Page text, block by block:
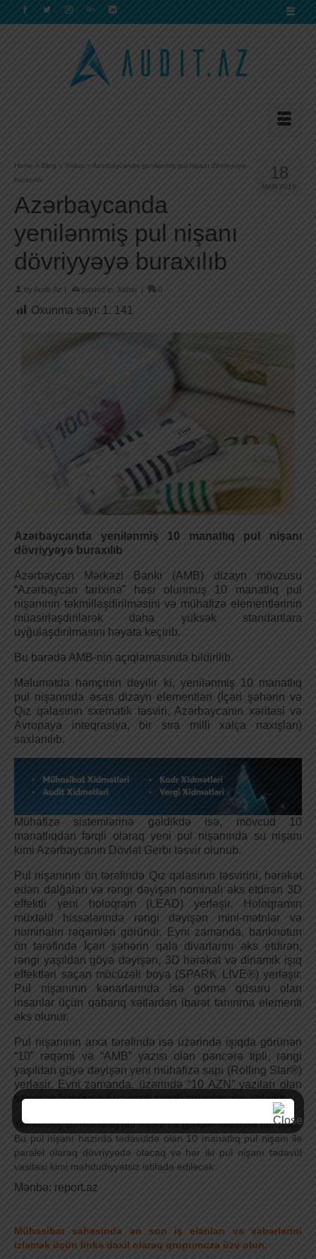
18
MAR 2019
Home » Blog » Xəbər » Azərbaycanda yenilənmiş pul nişanı dövriyyəyə
buraxılıb
Azərbaycanda
yenilənmiş pul nişanı
dövriyyəyə buraxılıb
by Audit.Az | posted in: Xəbər | 0
Oxunma sayı: 1. 141
Azərbaycanda yenilənmiş 10 manatlıq pul nişanı
dövriyyəyə buraxılıb
Azərbaycan Mərkəzi Bankı (AMB) dizayn mövzusu
“Azərbaycan tarixinə” həsr olunmuş 10 manatlıq pul
nişanının təkmilləşdirilməsini və mühafizə elementlərinin
müasirləşdirilərək daha yüksək standartlara
uyğulaşdırılmasını həyata keçirib.
Bu barədə AMB-nin açıqlamasında bildirilib.
Məlumatda həmçinin deyilir ki, yenilənmiş 10 manatlıq
pul nişanında əsas dizayn elementləri (İçəri şəhərin və
Qız qalasının sxematik təsviri, Azərbaycanın xəritəsi və
Avropaya inteqrasiya, bir sıra milli xalça naxışları)
saxlanılıb.
Mühafizə sistemlərinə gəldikdə isə, mövcud 10
manatlıqdan fərqli olaraq yeni pul nişanında su nişanı
kimi Azərbaycanın Dövlət Gerbi təsvir olunub.
Pul nişanının ön tərəfində Qız qalasının təsvirini, hərəkət
edən dalğaları və rəngi dəyişən nominalı əks etdirən 3D
effektli yeni holoqram (LEAD) yerləşir. Holoqramın
müxtəlif hissələrində rəngi dəyişən mini-mətnlər və
nominalın rəqəmləri görünür. Eyni zamanda, banknotun
ön tərəfində İçəri şəhərin qala divarlarını əks etdirən,
rəngi yaşıldan göyə dəyişən, 3D hərəkət və dinamik işıq
effektləri saçan möcüzəli boya (SPARK LİVE®) yerləşir.
Pul nişanının kənarlarında isə görmə qüsuru olan
insanlar üçün qabarıq xətlərdən ibarət tanınma elementi
əks olunur.
Pul nişanının arxa tərəfində isə üzərində işıqda görünən
“10” rəqəmi və “AMB” yazısı olan pəncərə tipli, rəngi
yaşıldan göyə dəyişən yeni mühafizə sapı (Rolling Star®)
yerləşir. Eyni zamanda, üzərində “10 AZN” yazıları olan
sayrışan bənövşəyi və qızılı rəngli zolaqlar əks etdirilib.
Yenilənmiş 10 manatlıq pul nişanı bu gündən tədavülə buraxılıb.
Bu pul nişanı hazırda tədavüldə olan 10 manatlıq pul nişanı ilə
paralel olaraq dövriyyədə olacaq və hər iki pul nişanı tədavül
vasitəsi kimi məhdudiyyətsiz istifadə ediləcək.
Mənbə: report.az
Mühasibat sahəsində ən son iş elanları və xəbərlərini
izləmək üçün linkə daxil olaraq qrupumuza üzv olun.